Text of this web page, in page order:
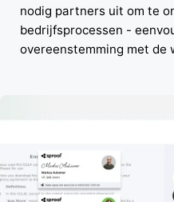
nodig partners uit om te
bedrijfsprocessen -
overeenstemming met de